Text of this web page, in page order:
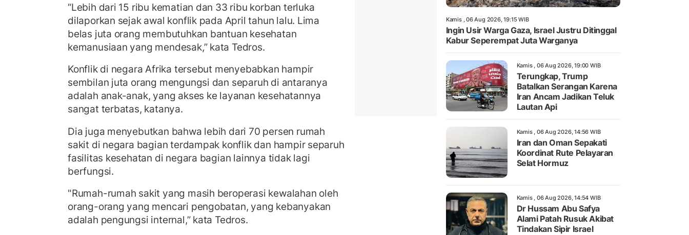
“Lebih dari 15 ribu kematian dan 33 ribu korban terluka
dilaporkan sejak awal konflik pada April tahun lalu. Lima
belas juta orang membutuhkan bantuan kesehatan
kemanusiaan yang mendesak,” kata Tedros.
Konflik di negara Afrika tersebut menyebabkan hampir
sembilan juta orang mengungsi dan separuh di antaranya
adalah anak-anak, yang akses ke layanan kesehatannya
sangat terbatas, katanya.
Dia juga menyebutkan bahwa lebih dari 70 persen rumah
sakit di negara bagian terdampak konflik dan hampir separuh
fasilitas kesehatan di negara bagian lainnya tidak lagi
berfungsi.
"Rumah-rumah sakit yang masih beroperasi kewalahan oleh
orang-orang yang mencari pengobatan, yang kebanyakan
adalah pengungsi internal,” kata Tedros.
Kamis , 06 Aug 2026, 19:15 WIB
Ingin Usir Warga Gaza, Israel Justru Ditinggal
Kabur Seperempat Juta Warganya
Kamis , 06 Aug 2026, 19:00 WIB
Terungkap, Trump
Batalkan Serangan Karena
Iran Ancam Jadikan Teluk
Lautan Api
Kamis , 06 Aug 2026, 14:56 WIB
Iran dan Oman Sepakati
Koordinat Rute Pelayaran
Selat Hormuz
Kamis , 06 Aug 2026, 14:54 WIB
Dr Hussam Abu Safya
Alami Patah Rusuk Akibat
Tindakan Sipir Israel